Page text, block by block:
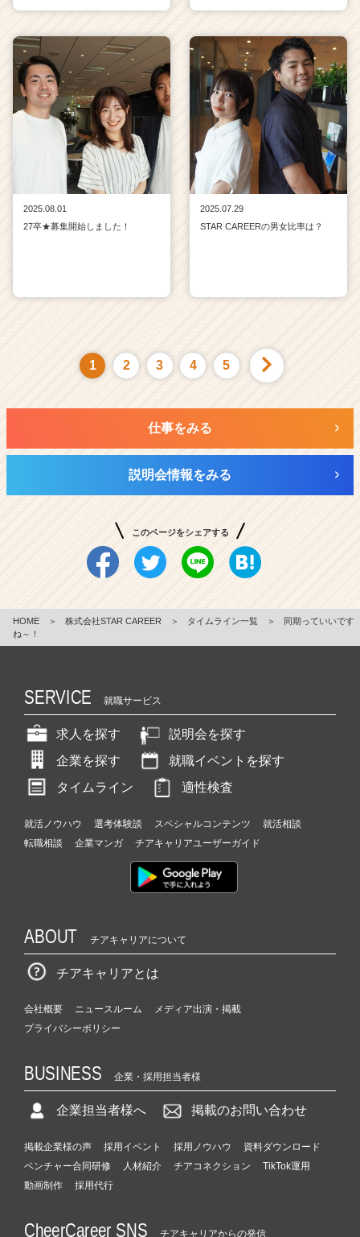
2025.08.01
27卒★募集開始しました！
2025.07.29
STAR CAREERの男女比率は？
1 2 3 4 5
仕事をみる
説明会情報をみる
このページをシェアする
HOME ＞ 株式会社STAR CAREER ＞ タイムライン一覧 ＞
同期っていいです
ね～！
SERVICE 就職サービス
求人を探す
説明会を探す
企業を探す
就職イベントを探す
タイムライン
適性検査
就活ノウハウ 選考体験談 スペシャルコンテンツ
就活相談
転職相談
企業マンガ チアキャリアユーザーガイド
ABOUT チアキャリアについて
チアキャリアとは
会社概要 ニュースルーム
メディア出演・掲載
プライバシーポリシー
BUSINESS 企業・採用担当者様
企業担当者様へ 掲載のお問い合わせ
掲載企業様の声 採用イベント 採用ノウハウ
資料ダウンロード
ベンチャー合同研修
人材紹介 チアコネクション
TikTok運用
動画制作
採用代行
CheerCareer SNS チアキャリアからの発信